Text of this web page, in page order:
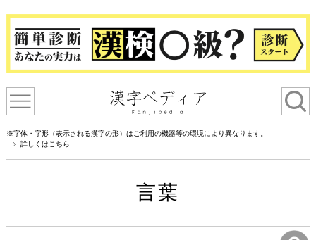
※字体・字形（表示される漢字の形）はご利用の機器等の環境により異なります。
詳しくはこちら
言葉